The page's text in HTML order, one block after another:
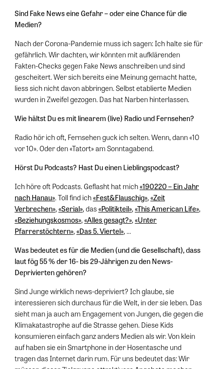
Sind Fake News eine Gefahr – oder eine Chance für die
Medien?
Nach der Corona-Pandemie muss ich sagen: Ich halte sie für
gefährlich. Wir dachten, wir könnten mit aufklärenden
Fakten-Checks gegen Fake News anschreiben und sind
gescheitert. Wer sich bereits eine Meinung gemacht hatte,
liess sich nicht davon abbringen. Selbst etablierte Medien
wurden in Zweifel gezogen. Das hat Narben hinterlassen.
Wie hältst Du es mit linearem (live) Radio und Fernsehen?
Radio hör ich oft, Fernsehen guck ich selten. Wenn, dann «10
vor 10». Oder den «Tatort» am Sonntagabend.
Hörst Du Podcasts? Hast Du einen Lieblingspodcast?
Ich höre oft Podcasts. Geflasht hat mich«190220 – Ein Jahr
nach Hanau». Toll find ich«Fest&Flauschig»,«Zeit
Verbrechen»,«Serial», das«Politikteil»,«This American Life»,
«Beziehungskosmos»,«Alles gesagt?»,«Unter
Pfarrerstöchtern»,«Das 5. Viertel», …
Was bedeutet es für die Medien (und die Gesellschaft), dass
laut fög 55 % der 16- bis 29-Jährigen zu den News-
Deprivierten gehören?
Sind Junge wirklich news-depriviert? Ich glaube, sie
interessieren sich durchaus für die Welt, in der sie leben. Das
sieht man ja auch am Engagement von Jungen, die gegen die
Klimakatastrophe auf die Strasse gehen. Diese Kids
konsumieren einfach ganz anders Medien als wir. Von klein
auf haben sie ein Smartphone in der Hosentasche und
tragen das Internet darin rum. Für uns bedeutet das: Wir